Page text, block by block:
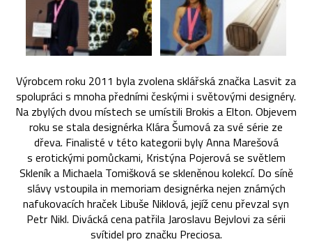
Výrobcem roku 2011 byla zvolena sklářská značka Lasvit za
spolupráci s mnoha předními českými i světovými designéry.
Na zbylých dvou místech se umístili Brokis a Elton. Objevem
roku se stala designérka Klára Šumová za své série ze
dřeva. Finalisté v této kategorii byly Anna Marešová
s erotickými pomůckami, Kristýna Pojerová se světlem
Skleník a Michaela Tomišková se skleněnou kolekcí. Do síně
slávy vstoupila in memoriam designérka nejen známých
nafukovacích hraček Libuše Niklová, jejíž cenu převzal syn
Petr Nikl. Divácká cena patřila Jaroslavu Bejvlovi za sérii
svítidel pro značku Preciosa.